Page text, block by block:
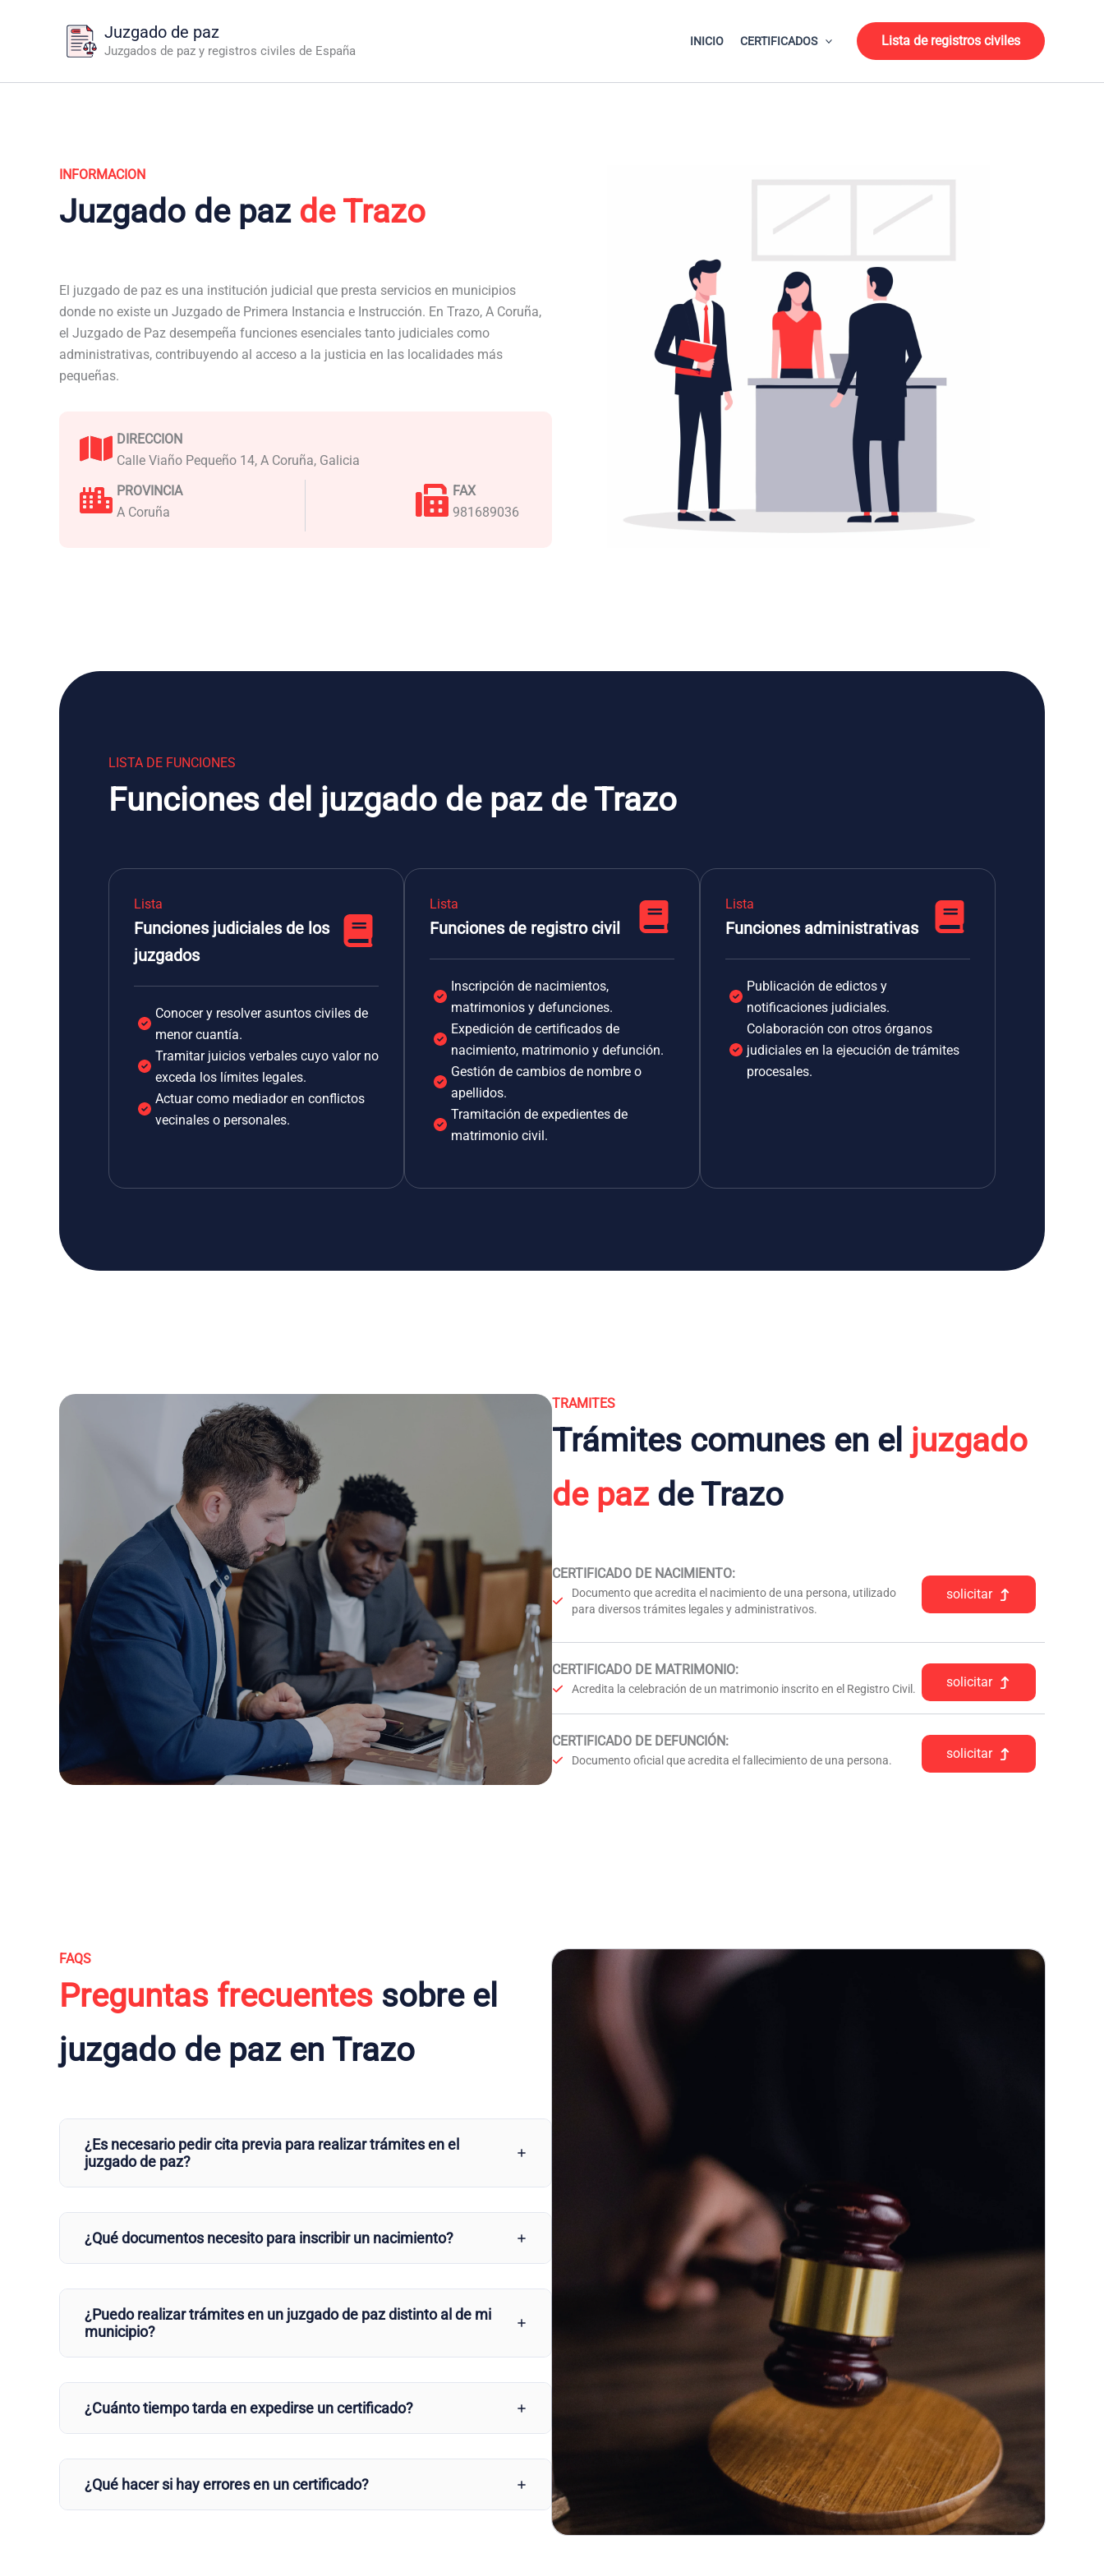
Juzgado de paz
Juzgados de paz y registros civiles de España
INICIO CERTIFICADOS Lista de registros civiles
INFORMACION
Juzgado de paz de Trazo
El juzgado de paz es una institución judicial que presta servicios en municipios
donde no existe un Juzgado de Primera Instancia e Instrucción. En Trazo, A Coruña,
el Juzgado de Paz desempeña funciones esenciales tanto judiciales como
administrativas, contribuyendo al acceso a la justicia en las localidades más
pequeñas.
DIRECCION
Calle Viaño Pequeño 14, A Coruña, Galicia
PROVINCIA
A Coruña
FAX
981689036
LISTA DE FUNCIONES
Funciones del juzgado de paz de Trazo
Lista
Funciones judiciales de los
juzgados
Conocer y resolver asuntos civiles de
menor cuantía.
Tramitar juicios verbales cuyo valor no
exceda los límites legales.
Actuar como mediador en conflictos
vecinales o personales.
Lista
Funciones de registro civil
Inscripción de nacimientos,
matrimonios y defunciones.
Expedición de certificados de
nacimiento, matrimonio y defunción.
Gestión de cambios de nombre o
apellidos.
Tramitación de expedientes de
matrimonio civil.
Lista
Funciones administrativas
Publicación de edictos y
notificaciones judiciales.
Colaboración con otros órganos
judiciales en la ejecución de trámites
procesales.
TRAMITES
Trámites comunes en el juzgado
de pazde Trazo
CERTIFICADO DE NACIMIENTO:
Documento que acredita el nacimiento de una persona, utilizado
para diversos trámites legales y administrativos.
solicitar
CERTIFICADO DE MATRIMONIO:
Acredita la celebración de un matrimonio inscrito en el Registro Civil. solicitar
CERTIFICADO DE DEFUNCIÓN:
Documento oficial que acredita el fallecimiento de una persona. solicitar
FAQS
Preguntas frecuentes sobre el
juzgado de paz en Trazo
¿Es necesario pedir cita previa para realizar trámites en el
juzgado de paz?
¿Qué documentos necesito para inscribir un nacimiento?
¿Puedo realizar trámites en un juzgado de paz distinto al de mi
municipio?
¿Cuánto tiempo tarda en expedirse un certificado?
¿Qué hacer si hay errores en un certificado?